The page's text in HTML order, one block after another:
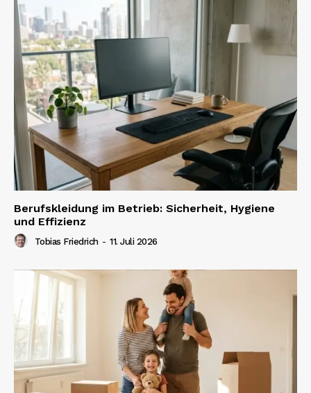
Berufskleidung im Betrieb: Sicherheit, Hygiene
und Effizienz
Tobias Friedrich - 11. Juli 2026